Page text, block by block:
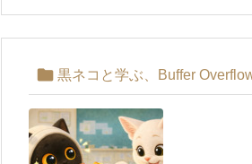
 黒ネコと学ぶ、Buffer